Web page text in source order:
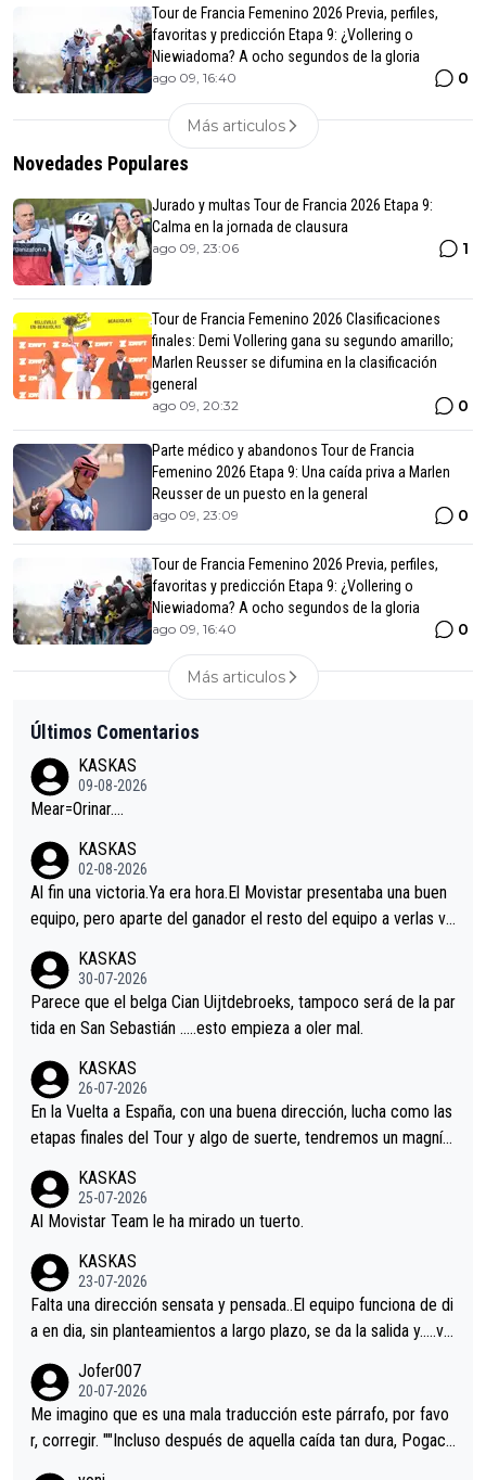
Tour de Francia Femenino 2026 Previa, perfiles,
favoritas y predicción Etapa 9: ¿Vollering o
Niewiadoma? A ocho segundos de la gloria
ago 09, 16:40 0
Más articulos
Novedades Populares
Jurado y multas Tour de Francia 2026 Etapa 9:
Calma en la jornada de clausura
ago 09, 23:06 1
Tour de Francia Femenino 2026 Clasificaciones
finales: Demi Vollering gana su segundo amarillo;
Marlen Reusser se difumina en la clasificación
general
ago 09, 20:32 0
Parte médico y abandonos Tour de Francia
Femenino 2026 Etapa 9: Una caída priva a Marlen
Reusser de un puesto en la general
ago 09, 23:09 0
Tour de Francia Femenino 2026 Previa, perfiles,
favoritas y predicción Etapa 9: ¿Vollering o
Niewiadoma? A ocho segundos de la gloria
ago 09, 16:40 0
Más articulos
Últimos Comentarios
KASKAS
09-08-2026
Mear=Orinar….
KASKAS
02-08-2026
Al fin una victoria.Ya era hora.El Movistar presentaba una buen
equipo, pero aparte del ganador el resto del equipo a verlas ve
s.La única buena noticia es la mejoría de Enric Más en San Seb
astian.Si en la Vuelta a Burgos sigue la mejoría, podríamos ten
er alguna sorpresa en la Vuelta.Ojalá.
KASKAS
30-07-2026
Parece que el belga Cian Uijtdebroeks, tampoco será de la par
tida en San Sebastián …..esto empieza a oler mal.
KASKAS
26-07-2026
En la Vuelta a España, con una buena dirección, lucha como las
etapas finales del Tour y algo de suerte, tendremos un magnífi
KASKAS
25-07-2026
Al Movistar Team le ha mirado un tuerto.
KASKAS
23-07-2026
Falta una dirección sensata y pensada..El equipo funciona de di
a en dia, sin planteamientos a largo plazo, se da la salida y…..ve
Minguez, Velez etc etc.Me da pena vivir estos momentos tan
tristes sin victorias.
Jofer007
20-07-2026
Me imagino que es una mala traducción este párrafo, por favo
r, corregir. ""Incluso después de aquella caída tan dura, Pogaca